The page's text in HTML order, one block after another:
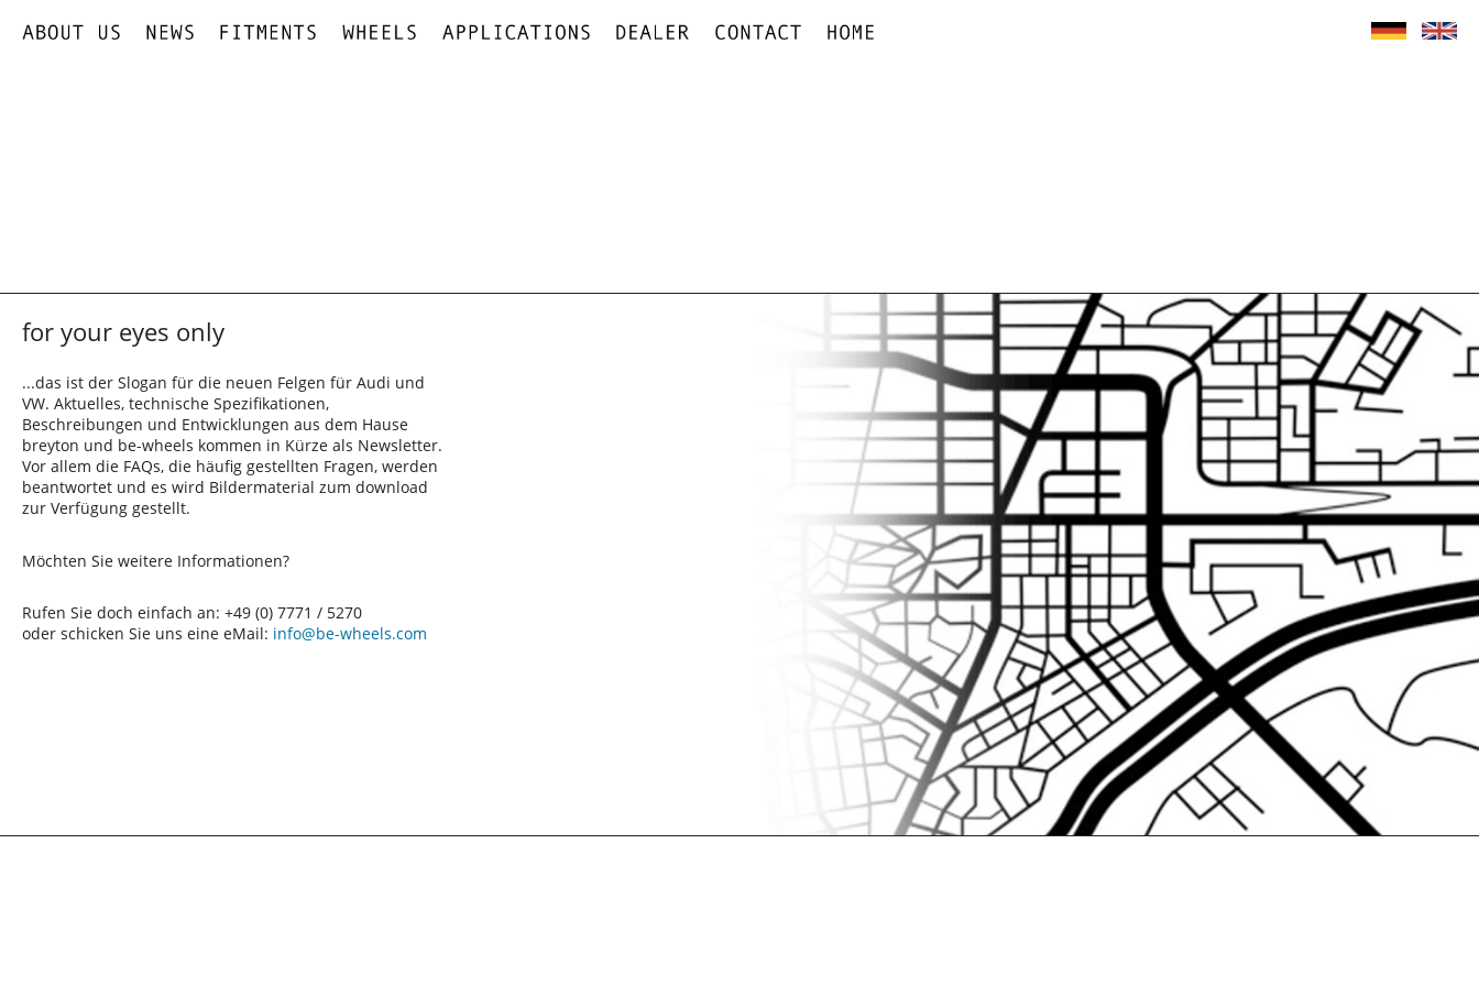
for your eyes only
...das ist der Slogan für die neuen Felgen für Audi und
VW. Aktuelles, technische Spezifikationen,
Beschreibungen und Entwicklungen aus dem Hause
breyton und be-wheels kommen in Kürze als Newsletter.
Vor allem die FAQs, die häufig gestellten Fragen, werden
beantwortet und es wird Bildermaterial zum download
zur Verfügung gestellt.
Möchten Sie weitere Informationen?
Rufen Sie doch einfach an: +49 (0) 7771 / 5270
oder schicken Sie uns eine eMail: info@be-wheels.com